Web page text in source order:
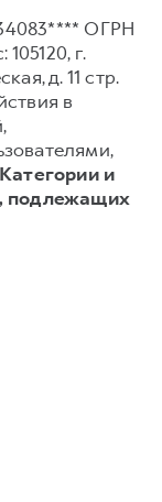
ОГРН
г.
д. 11 стр.
в
Категории и
подлежащих